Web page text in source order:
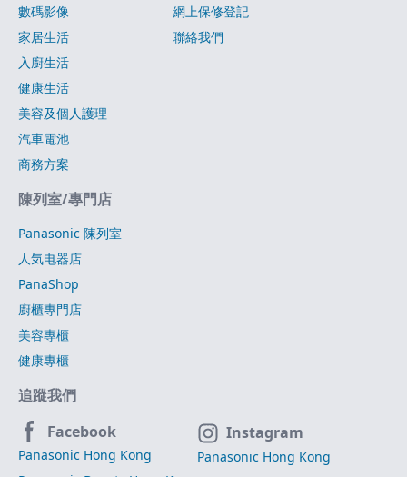
數碼影像
家居生活
入廚生活
健康生活
美容及個人護理
汽車電池
商務方案
網上保修登記
聯絡我們
陳列室/專門店
Panasonic 陳列室
人気电器店
PanaShop
廚櫃專門店
美容專櫃
健康專櫃
追蹤我們
Facebook
Panasonic Hong Kong
Instagram
Panasonic Hong Kong